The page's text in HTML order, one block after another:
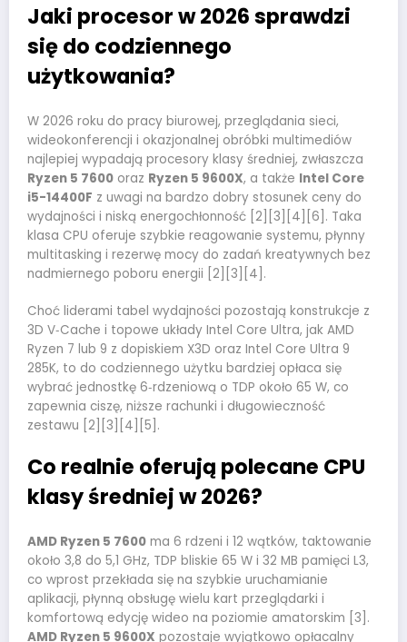
Jaki procesor w 2026 sprawdzi
się do codziennego
użytkowania?
W 2026 roku do pracy biurowej, przeglądania sieci,
wideokonferencji i okazjonalnej obróbki multimediów
najlepiej wypadają procesory klasy średniej, zwłaszcza
Ryzen 5 7600 oraz Ryzen 5 9600X, a także Intel Core
i5-14400F z uwagi na bardzo dobry stosunek ceny do
wydajności i niską energochłonność [2][3][4][6]. Taka
klasa CPU oferuje szybkie reagowanie systemu, płynny
multitasking i rezerwę mocy do zadań kreatywnych bez
nadmiernego poboru energii [2][3][4].
Choć liderami tabel wydajności pozostają konstrukcje z
3D V‑Cache i topowe układy Intel Core Ultra, jak AMD
Ryzen 7 lub 9 z dopiskiem X3D oraz Intel Core Ultra 9
285K, to do codziennego użytku bardziej opłaca się
wybrać jednostkę 6‑rdzeniową o TDP około 65 W, co
zapewnia ciszę, niższe rachunki i długowieczność
zestawu [2][3][4][5].
Co realnie oferują polecane CPU
klasy średniej w 2026?
AMD Ryzen 5 7600 ma 6 rdzeni i 12 wątków, taktowanie
około 3,8 do 5,1 GHz, TDP bliskie 65 W i 32 MB pamięci L3,
co wprost przekłada się na szybkie uruchamianie
aplikacji, płynną obsługę wielu kart przeglądarki i
komfortową edycję wideo na poziomie amatorskim [3].
AMD Ryzen 5 9600X pozostaje wyjątkowo opłacalny